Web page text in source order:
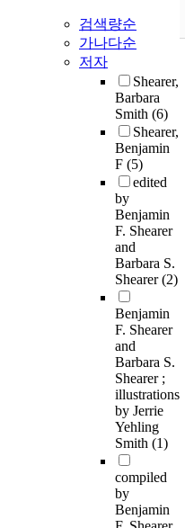
검색량순
가나다순
저자
Shearer,
Barbara
Smith (6)
Shearer,
Benjamin
F (5)
edited
by
Benjamin
F. Shearer
and
Barbara S.
Shearer(2)
Benjamin
F. Shearer
and
Barbara S.
Shearer ;
illustrations
by Jerrie
Yehling
Smith (1)
compiled
by
Benjamin